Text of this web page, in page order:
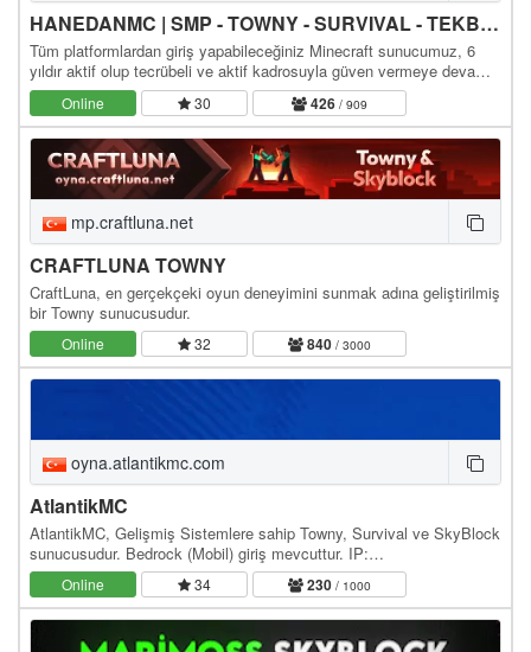
HANEDANMC | SMP - TOWNY - SURVIVAL - TEKBLOCK - SKYBLOCK
Tüm platformlardan giriş yapabileceğiniz Minecraft sunucumuz, 6
yıldır aktif olup tecrübeli ve aktif kadrosuyla güven vermeye devam
ediyor. Sizleri aramızda görmekten…
Online 30 426 / 909
mp.craftluna.net
CRAFTLUNA TOWNY
CraftLuna, en gerçekçeki oyun deneyimini sunmak adına geliştirilmiş
bir Towny sunucusudur.
Online 32 840 / 3000
oyna.atlantikmc.com
AtlantikMC
AtlantikMC, Gelişmiş Sistemlere sahip Towny, Survival ve SkyBlock
sunucusudur. Bedrock (Mobil) giriş mevcuttur. IP:
oyna.atlantikmc.com WebSite: / Discord: /
Online 34 230 / 1000